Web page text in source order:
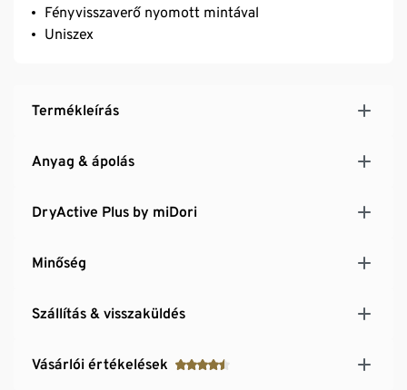
Fényvisszaverő nyomott mintával
Uniszex
Termékleírás
Anyag & ápolás
DryActive Plus by miDori
Minőség
Szállítás & visszaküldés
Vásárlói értékelések